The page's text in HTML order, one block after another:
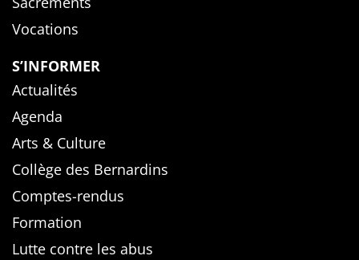
Vocations
S’INFORMER
Actualités
Agenda
Arts & Culture
Collège des Bernardins
Comptes-rendus
Formation
Lutte contre les abus